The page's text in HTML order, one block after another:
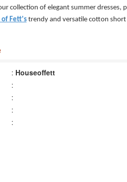
collection of elegant summer
of Fett'strendy and versatile cotton short
: Houseoffett
:
:
:
: